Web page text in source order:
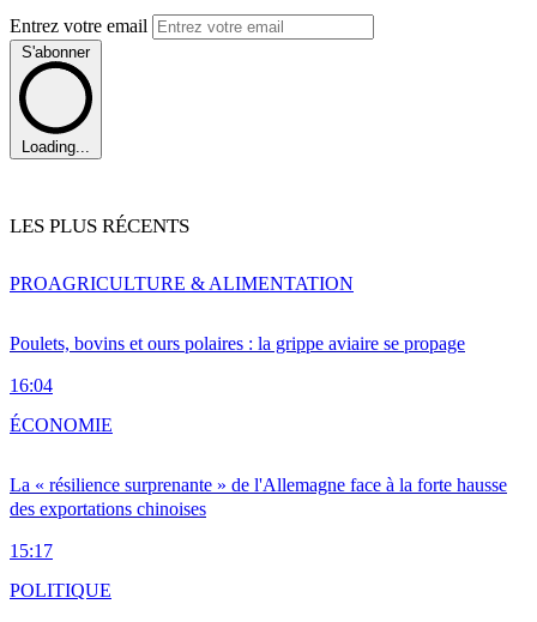
Entrez votre email
S'abonner
Loading...
LES PLUS RÉCENTS
Poulets, bovins et ours polaires : la grippe aviaire se propage
16:04
PROAGRICULTURE & ALIMENTATION
La « résilience surprenante » de l'Allemagne face à la forte hausse
des exportations chinoises
15:17
ÉCONOMIE
POLITIQUE